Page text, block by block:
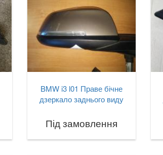
BMW i3 l01 Праве бічне
дзеркало заднього виду
Під замовлення